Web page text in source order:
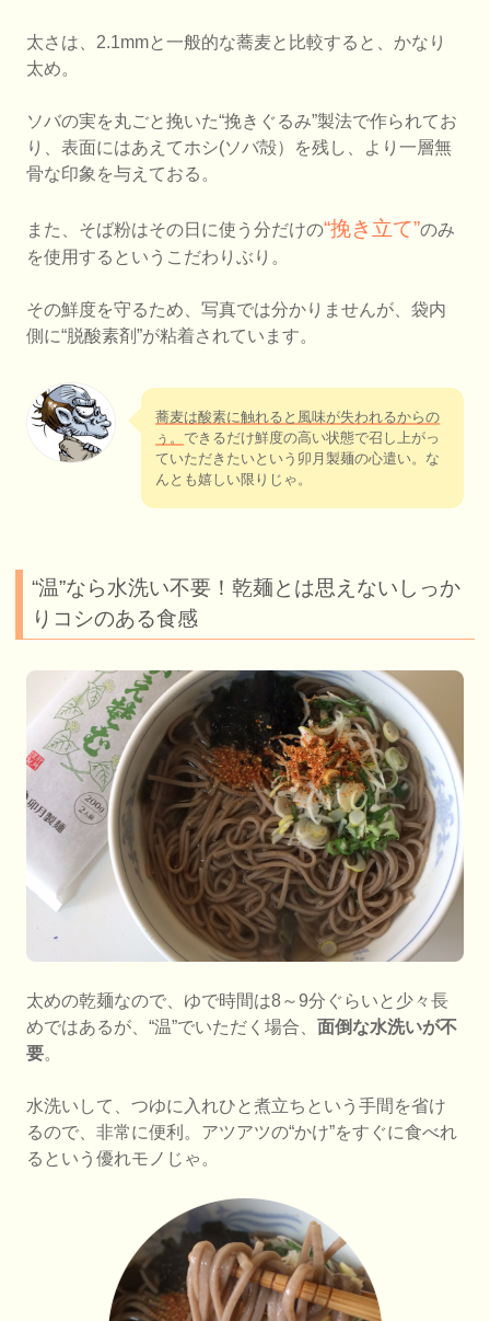
太さは、2.1mmと一般的な蕎麦と比較すると、かなり
太め。
ソバの実を丸ごと挽いた“挽きぐるみ”製法で作られてお
り、表面にはあえてホシ(ソバ殻）を残し、より一層無
骨な印象を与えておる。
また、そば粉はその日に使う分だけの“挽き立て”のみ
を使用するというこだわりぶり。
その鮮度を守るため、写真では分かりませんが、袋内
側に“脱酸素剤”が粘着されています。
蕎麦は酸素に触れると風味が失われるからの
ぅ。 できるだけ鮮度の高い状態で召し上がっ
ていただきたいという卯月製麺の心遣い。な
んとも嬉しい限りじゃ。
“温”なら水洗い不要！乾麺とは思えないしっか
りコシのある食感
太めの乾麺なので、ゆで時間は8～9分ぐらいと少々長
めではあるが、“温”でいただく場合、面倒な水洗いが不
要。
水洗いして、つゆに入れひと煮立ちという手間を省け
るので、非常に便利。アツアツの“かけ”をすぐに食べれ
るという優れモノじゃ。